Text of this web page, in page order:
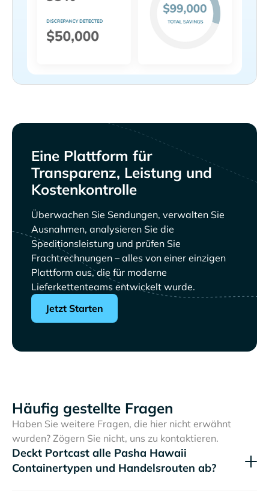
Eine Plattform für
Transparenz, Leistung und
Kostenkontrolle
Überwachen Sie Sendungen, verwalten Sie
Ausnahmen, analysieren Sie die
Speditionsleistung und prüfen Sie
Frachtrechnungen – alles von einer einzigen
Plattform aus, die für moderne
Lieferkettenteams entwickelt wurde.
Jetzt Starten
Häufig gestellte Fragen
Haben Sie weitere Fragen, die hier nicht erwähnt
wurden? Zögern Sie nicht, uns zu kontaktieren.
Deckt Portcast alle
Containertypen und Handelsrouten ab?